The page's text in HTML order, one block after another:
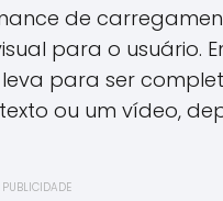
de
para o usuário.
para ser
ou um vídeo,